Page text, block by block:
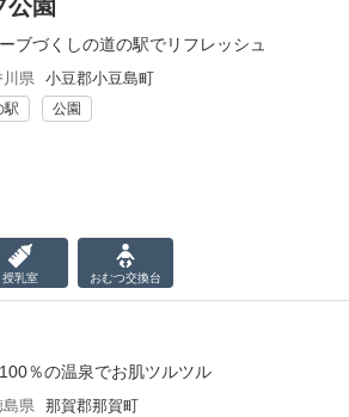
公園
ブづくしの道の駅でリフレッシュ
川県 小豆郡小豆島町
駅 公園
授乳室 おむつ交換台
％の温泉でお肌ツルツル
島県 那賀郡那賀町